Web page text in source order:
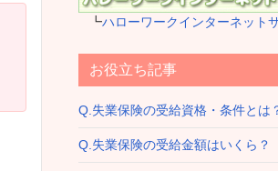
┗ハローワークインターネット
お役立ち記事
Q.失業保険の受給資格・条件とは
Q.失業保険の受給金額はいくら？